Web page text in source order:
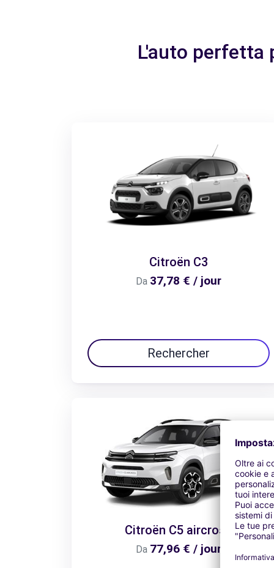
L'auto perfetta
Citroën C3
Da 37,78 € / jour
Rechercher
Citroën C5 aircross
Da 77,96 € / jour